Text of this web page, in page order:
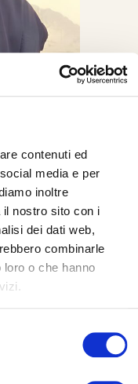
contenuti ed
media e per
inoltre
nostro sito con i
dei dati web,
combinarle
o che hanno
e vissuto a Terni. La
del mondo. Da
la prospettiva cambia e
appagare una
dimensione con il
sono molto attento alle